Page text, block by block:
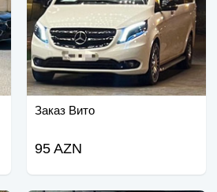
Заказ Вито
95 AZN